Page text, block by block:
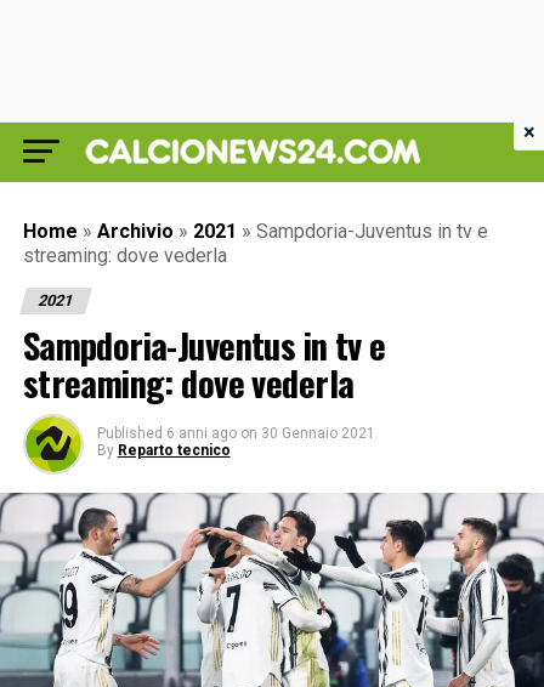
Home » Archivio » 2021 » Sampdoria-Juventus in tv e
streaming: dove vederla
2021
Sampdoria-Juventus in tv e
streaming: dove vederla
Published 6 anni ago on 30 Gennaio 2021
By Reparto tecnico
×